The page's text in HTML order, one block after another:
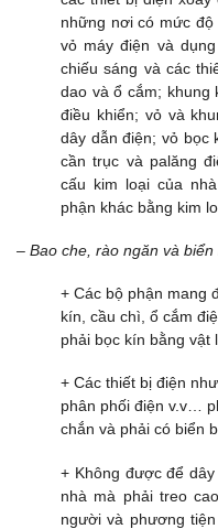
những nơi có mức độ
vỏ máy điện và
chiếu sáng và các
dao và ổ cắm; khung
điều khiển; vỏ và
dây dẫn điện; vỏ bọc
cần trục và palăng
cấu kim loại của
phận khác bằng kim
– Bao che, rào ngăn và biển
+ Các bộ phận mang
kín, cầu chì, ổ cắm
phải bọc kín bằng vật
+ Các thiết bị điện
phân phối điện v.v…
chắn và phải có biển
+ Không được để
nhà mà phải treo
người và phương